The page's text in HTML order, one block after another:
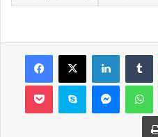
Facebook
X LinkedIn
Pocket Skype